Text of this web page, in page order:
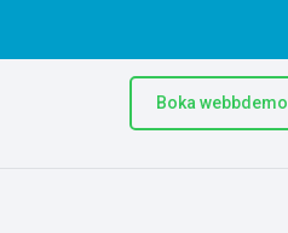
Boka webbdemo